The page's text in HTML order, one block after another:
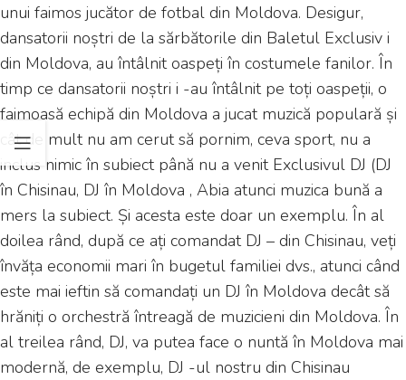
unui faimos jucător de fotbal din Moldova. Desigur,
dansatorii noștri de la sărbătorile din Baletul Exclusiv i
din Moldova, au întâlnit oaspeți în costumele fanilor. În
timp ce dansatorii noștri i -au întâlnit pe toți oaspeții, o
faimoasă echipă din Moldova a jucat muzică populară și
cât de mult nu am cerut să pornim, ceva sport, nu a
inclus nimic în subiect până nu a venit Exclusivul DJ (DJ
în Chisinau, DJ în Moldova , Abia atunci muzica bună a
mers la subiect. Și acesta este doar un exemplu. În al
doilea rând, după ce ați comandat DJ – din Chisinau, veți
învăța economii mari în bugetul familiei dvs., atunci când
este mai ieftin să comandați un DJ în Moldova decât să
hrăniți o orchestră întreagă de muzicieni din Moldova. În
al treilea rând, DJ, va putea face o nuntă în Moldova mai
modernă, de exemplu, DJ -ul nostru din Chisinau